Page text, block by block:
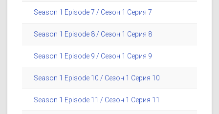
Season 1 Episode 7 / Сезон 1 Серия 7
Season 1 Episode 8 / Сезон 1 Серия 8
Season 1 Episode 9 / Сезон 1 Серия 9
Season 1 Episode 10 / Сезон 1 Серия 10
Season 1 Episode 11 / Сезон 1 Серия 11